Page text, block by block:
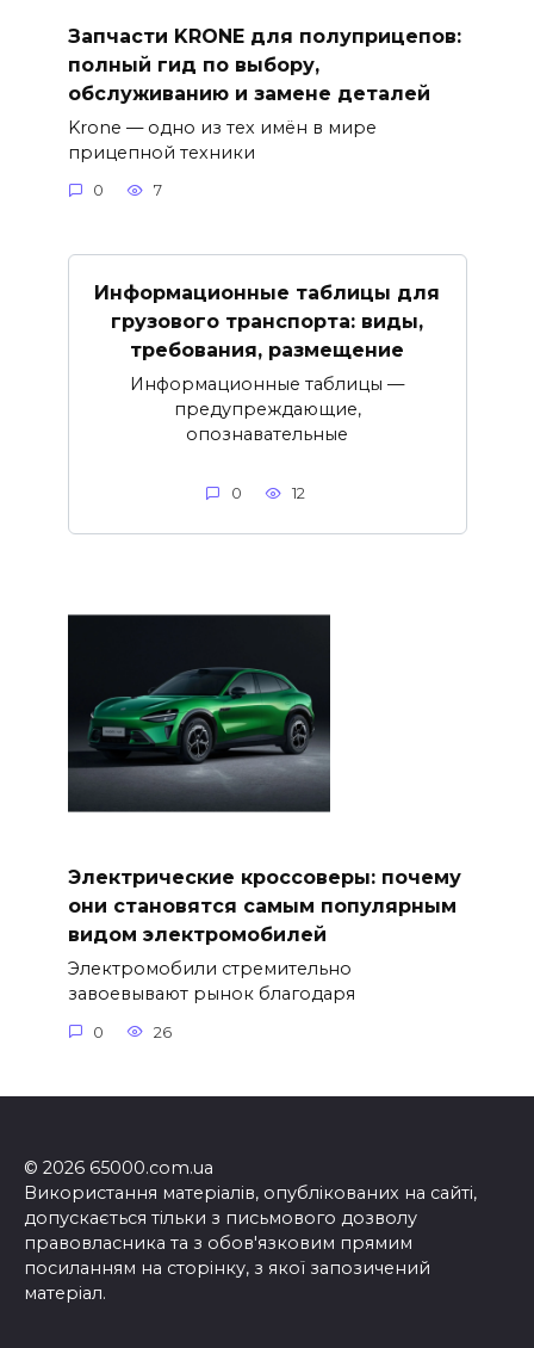
Запчасти KRONE для полуприцепов:
полный гид по выбору,
обслуживанию и замене деталей
Krone — одно из тех имён в мире
прицепной техники
0 7
Информационные таблицы для
грузового транспорта: виды,
требования, размещение
Информационные таблицы —
предупреждающие,
опознавательные
0 12
Электрические кроссоверы: почему
они становятся самым популярным
видом электромобилей
Электромобили стремительно
завоевывают рынок благодаря
0 26
© 2026 65000.com.ua
Використання матеріалів, опублікованих на сайті,
допускається тільки з письмового дозволу
правовласника та з обов'язковим прямим
посиланням на сторінку, з якої запозичений
матеріал.